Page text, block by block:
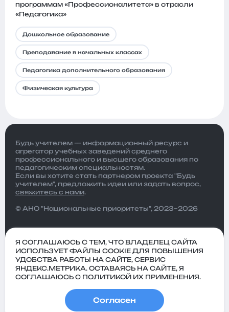
программам «Профессионалитета» в отрасли
«Педагогика»
Дошкольное образование
Преподавание в начальных классах
Педагогика дополнительного образования
Физическая культура
Будь учителем — информационный ресурс и
агрегатор учебных заведений среднего
профессионального и высшего образования по
педагогическим специальностям.
Если вы хотите стать партнером проекта "Будь
учителем", предложить идеи или задать вопрос,
свяжитесь с нами.
© АНО "Национальные приоритеты", 2023–2026
конфиденциальности
Пользовательское
соглашение
Я СОГЛАШАЮСЬ С ТЕМ, ЧТО ВЛАДЕЛЕЦ САЙТА
ИСПОЛЬЗУЕТ ФАЙЛЫ COOKIE ДЛЯ ПОВЫШЕНИЯ
УДОБСТВА РАБОТЫ НА САЙТЕ, СЕРВИС
ЯНДЕКС.МЕТРИКА. ОСТАВАЯСЬ НА САЙТЕ, Я
СОГЛАШАЮСЬ С ПОЛИТИКОЙ ИХ ПРИМЕНЕНИЯ.
Согласен